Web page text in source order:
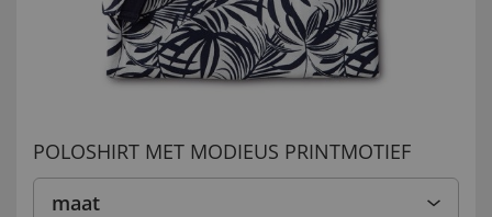
POLOSHIRT MET MODIEUS PRINTMOTIEF
maat